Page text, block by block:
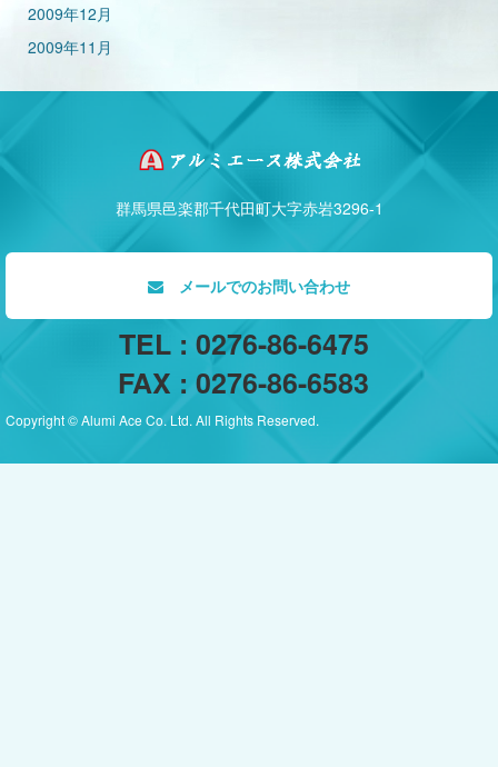
2009年12月
2009年11月
群馬県邑楽郡千代田町大字赤岩3296-1
メールでのお問い合わせ
TEL : 0276-86-6475
FAX : 0276-86-6583
Copyright © Alumi Ace Co. Ltd. All Rights Reserved.